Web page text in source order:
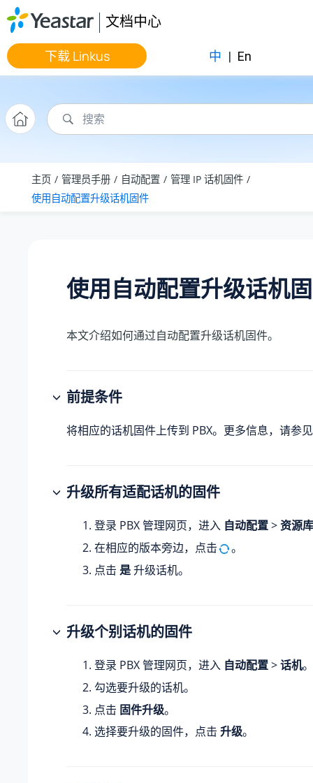
跳转到主要内容
文档中心
下载 Linkus 中 | En
主页 管理员手册 自动配置
管理 IP 话机固件
使用自动配置升级话机固件
使用自动配置升级话机
本文介绍如何通过自动配置升级话机固件。
前提条件
将相应的话机固件上传到 PBX。更多信息，请参
升级所有适配话机的固件
登录 PBX 管理网页，进入 自动配置>资源库
在相应的版本旁边，点击
。
点击 是升级话机。
升级个别话机的固件
登录 PBX 管理网页，进入 自动配置>话机。
勾选要升级的话机。
点击 固件升级。
选择要升级的固件，点击 升级。